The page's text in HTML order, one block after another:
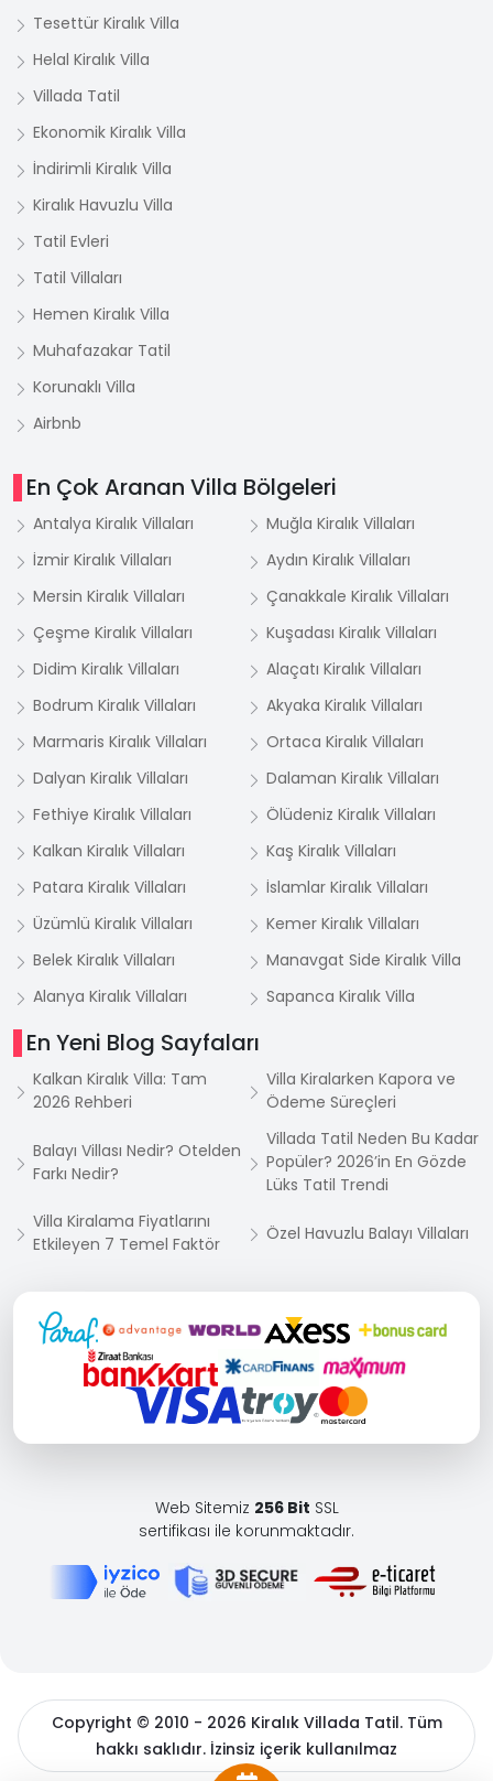
Tesettür Kiralık Villa
Helal Kiralık Villa
Villada Tatil
Ekonomik Kiralık Villa
İndirimli Kiralık Villa
Kiralık Havuzlu Villa
Tatil Evleri
Tatil Villaları
Hemen Kiralık Villa
Muhafazakar Tatil
Korunaklı Villa
Airbnb
En Çok Aranan Villa Bölgeleri
Antalya Kiralık Villaları
Muğla Kiralık Villaları
İzmir Kiralık Villaları
Aydın Kiralık Villaları
Mersin Kiralık Villaları
Çanakkale Kiralık Villaları
Çeşme Kiralık Villaları
Kuşadası Kiralık Villaları
Didim Kiralık Villaları
Alaçatı Kiralık Villaları
Bodrum Kiralık Villaları
Akyaka Kiralık Villaları
Marmaris Kiralık Villaları
Ortaca Kiralık Villaları
Dalyan Kiralık Villaları
Dalaman Kiralık Villaları
Fethiye Kiralık Villaları
Ölüdeniz Kiralık Villaları
Kalkan Kiralık Villaları
Kaş Kiralık Villaları
Patara Kiralık Villaları
İslamlar Kiralık Villaları
Üzümlü Kiralık Villaları
Kemer Kiralık Villaları
Belek Kiralık Villaları
Manavgat Side Kiralık Villa
Alanya Kiralık Villaları
Sapanca Kiralık Villa
En Yeni Blog Sayfaları
Kalkan Kiralık Villa: Tam
2026 Rehberi
Villa Kiralarken Kapora ve
Ödeme Süreçleri
Balayı Villası Nedir? Otelden
Farkı Nedir?
Villada Tatil Neden Bu Kadar
Popüler? 2026’in En Gözde
Lüks Tatil Trendi
Villa Kiralama Fiyatlarını
Etkileyen 7 Temel Faktör
Özel Havuzlu Balayı Villaları
Web Sitemiz 256 Bit SSL
sertifikası ile korunmaktadır.
Copyright © 2010 - 2026 Kiralık Villada Tatil. Tüm
hakkı saklıdır. İzinsiz içerik kullanılmaz